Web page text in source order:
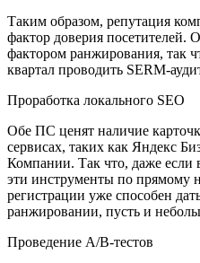
Таким образом, репутация
фактор доверия посетителей.
фактором ранжирования, так
квартал проводить SERM-
Проработка локального SEO
Обе ПС ценят наличие
сервисах, таких как Яндекс
Компании. Так что, даже если
эти инструменты по прямому
регистрации уже способен
ранжировании, пусть и
Проведение A/B-тестов